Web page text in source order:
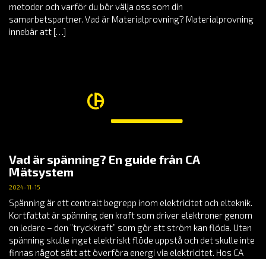
metoder och varför du bör välja oss som din
samarbetspartner. Vad är Materialprovning? Materialprovning
innebär att […]
Vad är spänning? En guide från CA
Mätsystem
2024-11-15
Spänning är ett centralt begrepp inom elektricitet och elteknik.
Kortfattat är spänning den kraft som driver elektroner genom
en ledare – den ”tryckkraft” som gör att ström kan flöda. Utan
spänning skulle inget elektriskt flöde uppstå och det skulle inte
finnas något sätt att överföra energi via elektricitet. Hos CA